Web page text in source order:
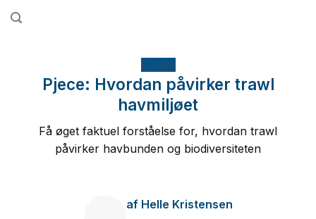
Fortsæt
Fiskeri
Pjece: Hvordan påvirker trawl
havmiljøet
Få øget faktuel forståelse for, hvordan trawl
påvirker havbunden og biodiversiteten
afHelle Kristensen